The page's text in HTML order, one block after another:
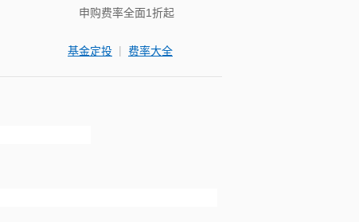
申购费率全面1折起
基金定投 | 费率大全